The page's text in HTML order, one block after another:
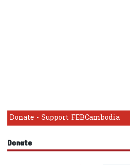
Donate - Support FEBCambodia
Donate